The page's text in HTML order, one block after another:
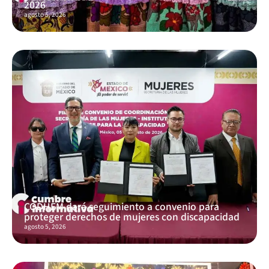
2026
agosto 5, 2026
CODHEM dará seguimiento a convenio para
proteger derechos de mujeres con discapacidad
agosto 5, 2026